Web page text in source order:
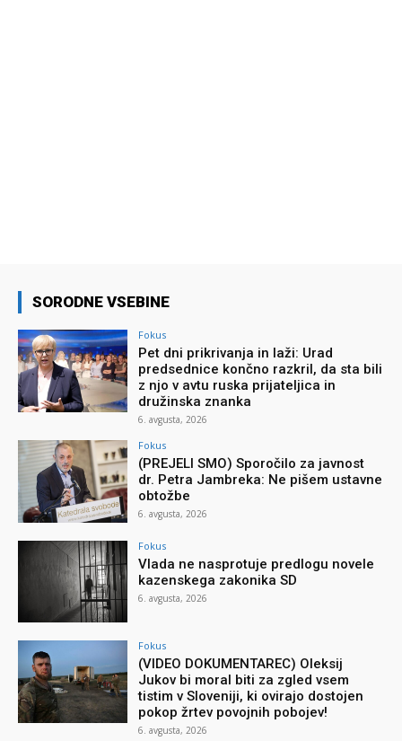
SORODNE VSEBINE
Fokus
Pet dni prikrivanja in laži: Urad
predsednice končno razkril, da sta bili
z njo v avtu ruska prijateljica in
družinska znanka
6. avgusta, 2026
Fokus
(PREJELI SMO) Sporočilo za javnost
dr. Petra Jambreka: Ne pišem ustavne
obtožbe
6. avgusta, 2026
Fokus
Vlada ne nasprotuje predlogu novele
kazenskega zakonika SD
6. avgusta, 2026
Fokus
(VIDEO DOKUMENTAREC) Oleksij
Jukov bi moral biti za zgled vsem
tistim v Sloveniji, ki ovirajo dostojen
pokop žrtev povojnih pobojev!
6. avgusta, 2026